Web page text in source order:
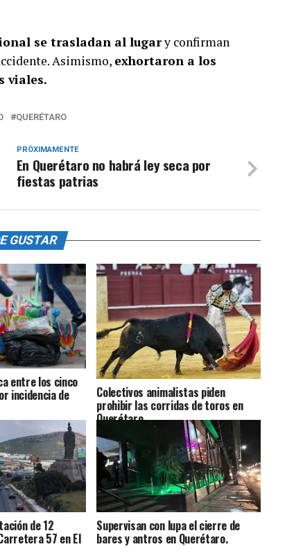
se trasladan al lugary confirman
Asimismo, exhortaron a los
viales.
QUERÉTARO
PRÓXIMAMENTE
En Querétaro no habrá ley seca por
fiestas patrias
GUSTAR
entre los cinco
incidencia de Colectivos animalistas piden
prohibir las corridas de toros en
Querétaro.
de 12
57 en El
Supervisan con lupa el cierre de
bares y antros en Querétaro.